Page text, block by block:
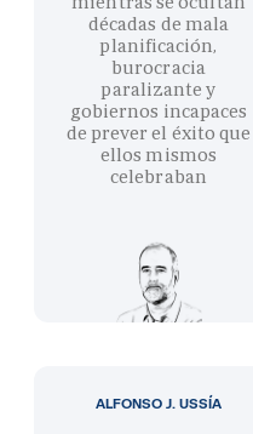
décadas de mala
planificación,
burocracia
paralizante y
gobiernos incapaces
de prever el éxito que
ellos mismos
celebraban
ALFONSO J. USSÍA